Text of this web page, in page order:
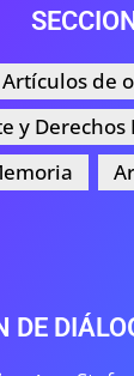
Artículos de
y
DE